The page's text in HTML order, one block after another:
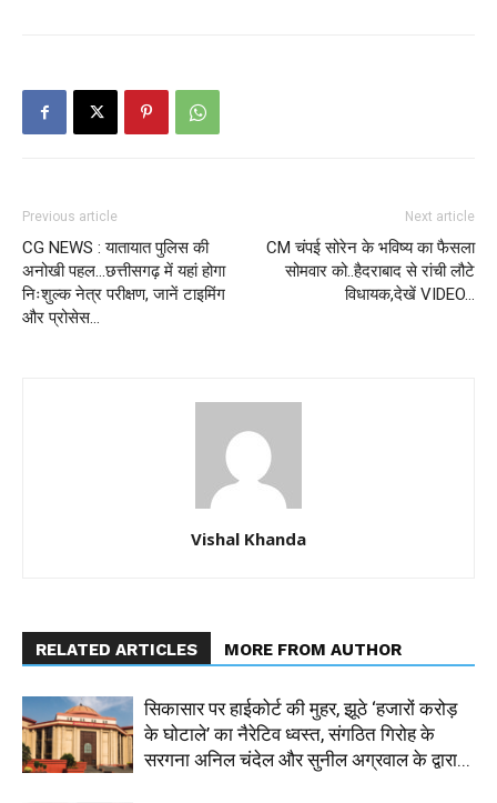
Previous article
CG NEWS : यातायात पुलिस की
अनोखी पहल…छत्तीसगढ़ में यहां होगा
निःशुल्क नेत्र परीक्षण, जानें टाइमिंग
और प्रोसेस…
Next article
CM चंपई सोरेन के भविष्य का फैसला
सोमवार को..हैदराबाद से रांची लौटे
विधायक,देखें VIDEO…
Vishal Khanda
RELATED ARTICLES MORE FROM AUTHOR
सिकासार पर हाईकोर्ट की मुहर, झूठे ‘हजारों करोड़
के घोटाले’ का नैरेटिव ध्वस्त, संगठित गिरोह के
सरगना अनिल चंदेल और सुनील अग्रवाल के द्वारा...